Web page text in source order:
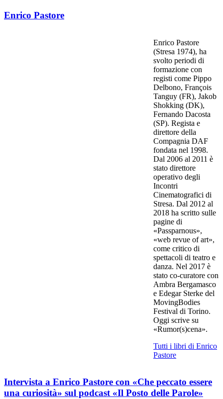
Enrico Pastore
Enrico Pastore
(Stresa 1974), ha
svolto periodi di
formazione con
registi come Pippo
Delbono, François
Tanguy (FR), Jakob
Shokking (DK),
Fernando Dacosta
(SP). Regista e
direttore della
Compagnia DAF
fondata nel 1998.
Dal 2006 al 2011 è
stato direttore
operativo degli
Incontri
Cinematografici di
Stresa. Dal 2012 al
2018 ha scritto sulle
pagine di
«Passparnous»,
«web revue of art»,
come critico di
spettacoli di teatro e
danza. Nel 2017 è
stato co-curatore con
Ambra Bergamasco
e Edegar Sterke del
MovingBodies
Festival di Torino.
Oggi scrive su
«Rumor(s)cena».
Tutti i libri di Enrico
Pastore
Intervista a Enrico Pastore con «Che peccato essere
una curiosità» sul podcast «Il Posto delle Parole»